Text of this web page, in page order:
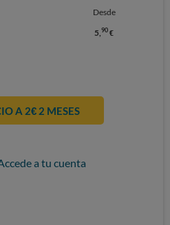
Desde
5,90 €
A 2€ 2 MESES
a tu cuenta